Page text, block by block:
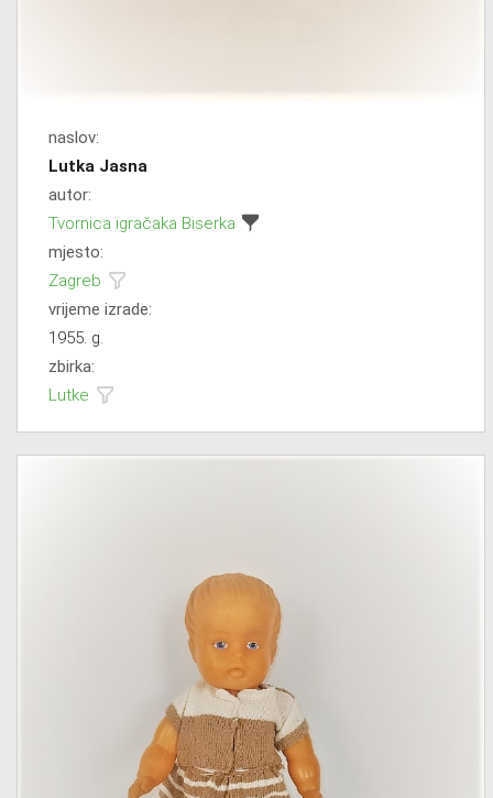
naslov:
Lutka Jasna
autor:
Tvornica igračaka Biserka
mjesto:
Zagreb
vrijeme izrade:
1955. g.
zbirka:
Lutke